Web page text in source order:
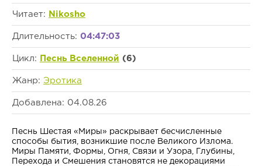
Читает: Nikosho
Длительность: 04:47:03
Цикл: Песнь Вселенной (6)
Жанр: Эротика
Добавлена: 04.08.26
Песнь Шестая «Миры» раскрывает бесчисленные
способы бытия, возникшие после Великого Излома.
Миры Памяти, Формы, Огня, Связи и Узора, Глубины,
Перехода и Смешения становятся не декорациями